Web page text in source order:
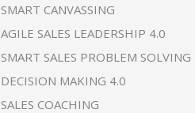
SMART CANVASSING
AGILE SALES LEADERSHIP 4.0
SMART SALES PROBLEM SOLVING
DECISION MAKING 4.0
SALES COACHING